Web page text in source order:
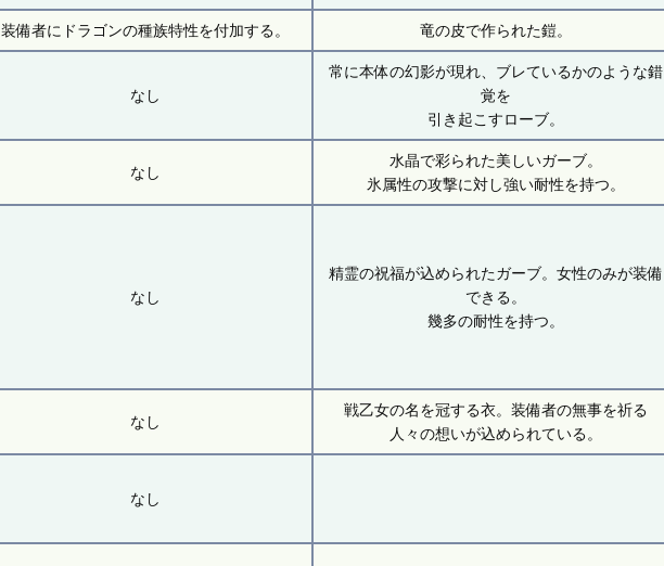
装備者にドラゴンの種族特性を付加する。 竜の皮で作られた鎧。
なし
常に本体の幻影が現れ、ブレているかのような錯
覚を
引き起こすローブ。
なし
水晶で彩られた美しいガーブ。
氷属性の攻撃に対し強い耐性を持つ。
なし
精霊の祝福が込められたガーブ。女性のみが装備
できる。
幾多の耐性を持つ。
なし
戦乙女の名を冠する衣。装備者の無事を祈る
人々の想いが込められている。
なし